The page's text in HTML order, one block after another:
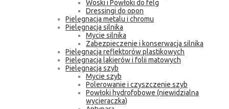
Woski i Powłoki do felg
Dressingi do opon
Pielęgnacja metalu i chromu
Pielęgnacja silnika
Mycie silnika
Zabezpieczenie i konserwacja silnika
Pielęgnacja reflektorów plastikowych
Pielęgnacja lakierów i folii matowych
Pielęgnacja szyb
Mycie szyb
Polerowanie i czyszczenie szyb
Powłoki hydrofobowe (niewidzialna
wycieraczka)